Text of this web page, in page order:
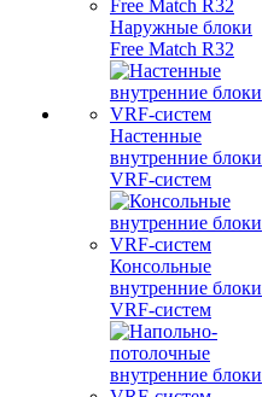
Наружные блоки
Free Match R32
Настенные
внутренние блоки
VRF-систем
Консольные
внутренние блоки
VRF-систем